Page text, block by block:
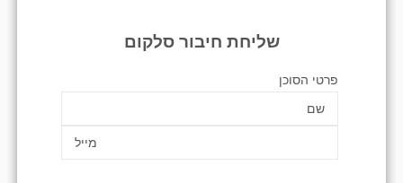
שליחת חיבור סלקום
פרטי הסוכן